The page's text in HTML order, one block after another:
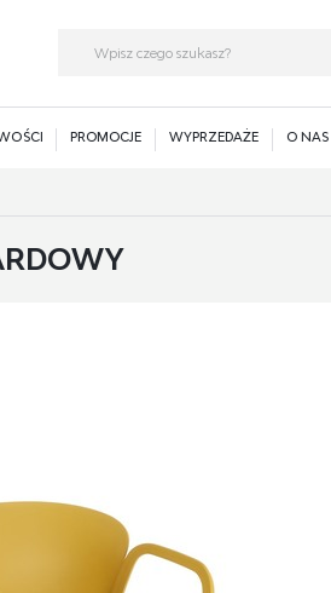
PROMOCJE WYPRZEDAŻE O NAS